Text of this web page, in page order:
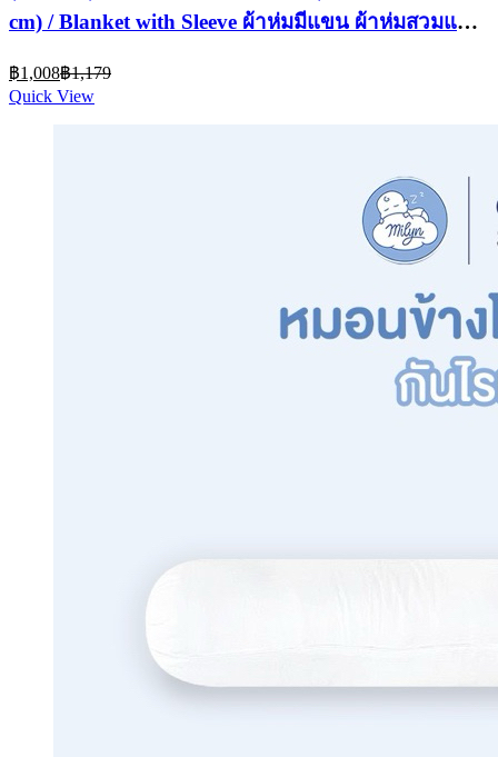
cm) / Blanket with Sleeve ผ้าห่มมีแขน ผ้าห่มสวมแขน
฿1,008Current
price
is:
฿1,179Original
Quick View